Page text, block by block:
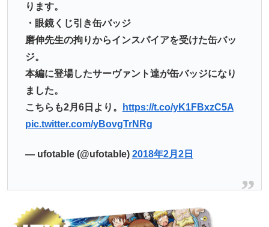
ります。
・眼鏡くじ引き缶バッジ
磨伸先生の拘りからインスパイアを受けた缶バッ
ジ。
本編に登場したサーヴァント達が缶バッジになり
ました。
こちらも2月6日より。
https://t.co/yK1FBxzC5A
pic.twitter.com/yBovgTrNRg
— ufotable (@ufotable) 2018年2月2日